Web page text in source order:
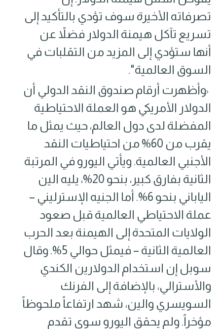
تصرفاته الأخيرة سوف تؤدي بالتأكيد إلى
تسريع تآكل هيمنة الدولار فضلاً عن
أنها ستؤدي إلى المزيد من التقلبات في
السوق العالمية".
وأظهرت أرقام صندوق النقد الدولي أن
الدولار الأمريكي هو العملة الاحتياطية
المفضلة لدى دول العالم، حيث يمثل ما
يقرب من 60% من احتياطيات النقد
الأجنبي العالمية. ويأتي اليورو في المرتبة
الثانية بفارق كبير، بنحو 20%، يليه الين
الياباني بنحو 6%. أما الجنيه الإسترليني –
عملة الاحتياطي العالمية قبل صعود
الولايات المتحدة إلى الهيمنة بعد الحرب
العالمية الثانية – فيمثل حوالي 5%. وقال
سوبل إن استخدام الدولارين الكندي
والأسترالي، بالإضافة إلى الفرنك
السويسري والين، شهد ارتفاعاً ملحوظاً
مؤخراً. ولم يحقق اليورو سوى تقدم